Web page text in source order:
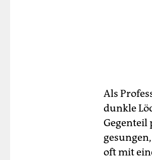
Als
dunkle
Gegenteil
oft mit